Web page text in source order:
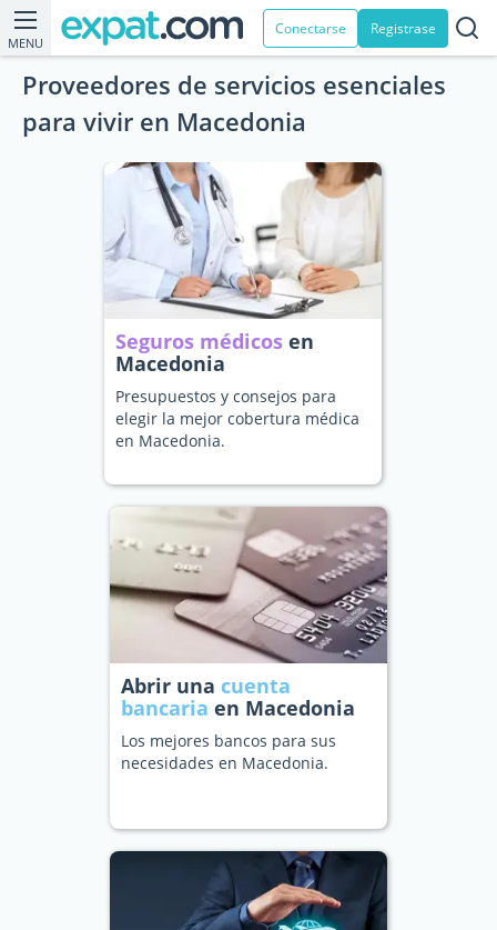
MENU
Conectarse Registrase
Proveedores de servicios esenciales
para vivir en Macedonia
Seguros médicos en
Macedonia
Presupuestos y consejos para
elegir la mejor cobertura médica
en Macedonia.
Abrir una cuenta
bancaria en Macedonia
Los mejores bancos para sus
necesidades en Macedonia.